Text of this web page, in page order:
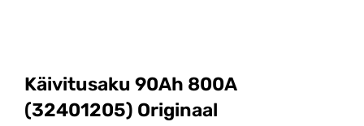
Käivitusaku 90Ah 800A
(32401205) Originaal